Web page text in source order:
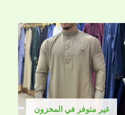
غير متوفر في المخزون